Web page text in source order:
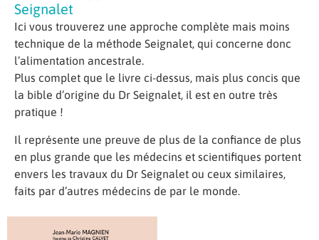
Seignalet
Ici vous trouverez une approche complète mais moins
technique de la méthode Seignalet, qui concerne donc
l’alimentation ancestrale.
Plus complet que le livre ci-dessus, mais plus concis que
la bible d’origine du Dr Seignalet, il est en outre très
pratique !
Il représente une preuve de plus de la confiance de plus
en plus grande que les médecins et scientifiques portent
envers les travaux du Dr Seignalet ou ceux similaires,
faits par d’autres médecins de par le monde.